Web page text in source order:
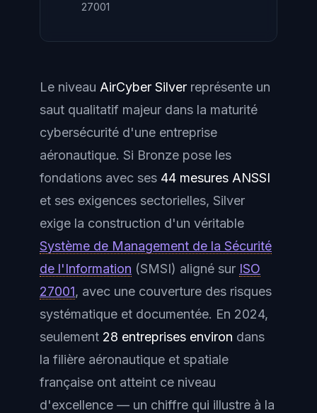
27001
Le niveau AirCyber Silver représente un
saut qualitatif majeur dans la maturité
cybersécurité d'une entreprise
aéronautique. Si Bronze pose les
fondations avec ses 44 mesures ANSSI
et ses exigences sectorielles, Silver
exige la construction d'un véritable
Système de Management de la Sécurité
de l'Information (SMSI) aligné sur ISO
27001, avec une couverture des risques
systématique et documentée. En 2024,
seulement 28 entreprises environ dans
la filière aéronautique et spatiale
française ont atteint ce niveau
d'excellence — un chiffre qui illustre à la